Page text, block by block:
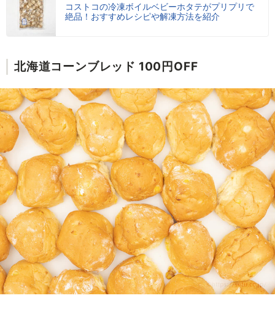
コストコの冷凍ボイルベビーホタテがプリプリで
絶品！おすすめレシピや解凍方法を紹介
北海道コーンブレッド 100円OFF